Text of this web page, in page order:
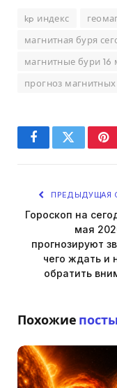
kp индекс
магнитная буря
магнитные бури 16
прогноз
FacebookTwitter
ПРЕДЫДУЩАЯ
Гороскоп на
мая
прогнозируют
чего ждать и
обратить
Похожие посты